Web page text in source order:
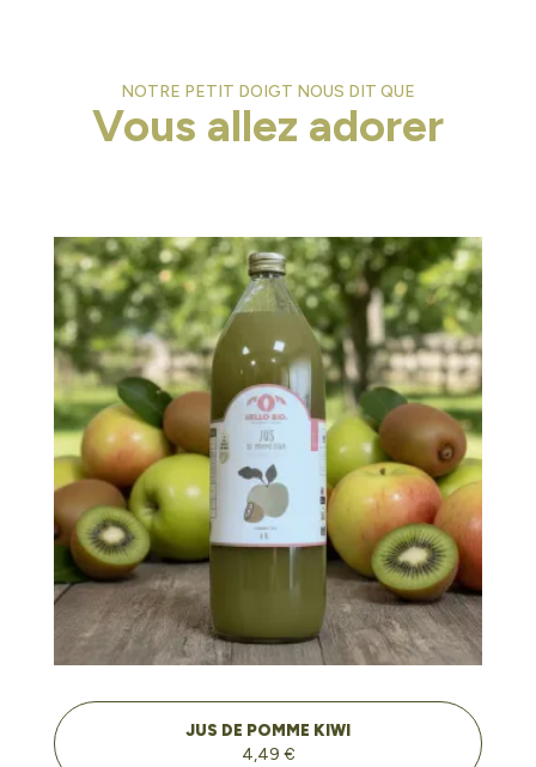
NOTRE PETIT DOIGT NOUS DIT QUE
Vous allez adorer
JUS DE POMME KIWI
4,49 €